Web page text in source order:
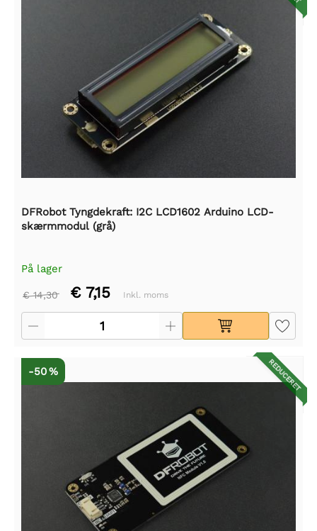
DFRobot Tyngdekraft: I2C LCD1602 Arduino LCD-
skærmmodul (grå)
På lager
€ 14,30 € 7,15 Inkl. moms
REDUCERET
-50 %